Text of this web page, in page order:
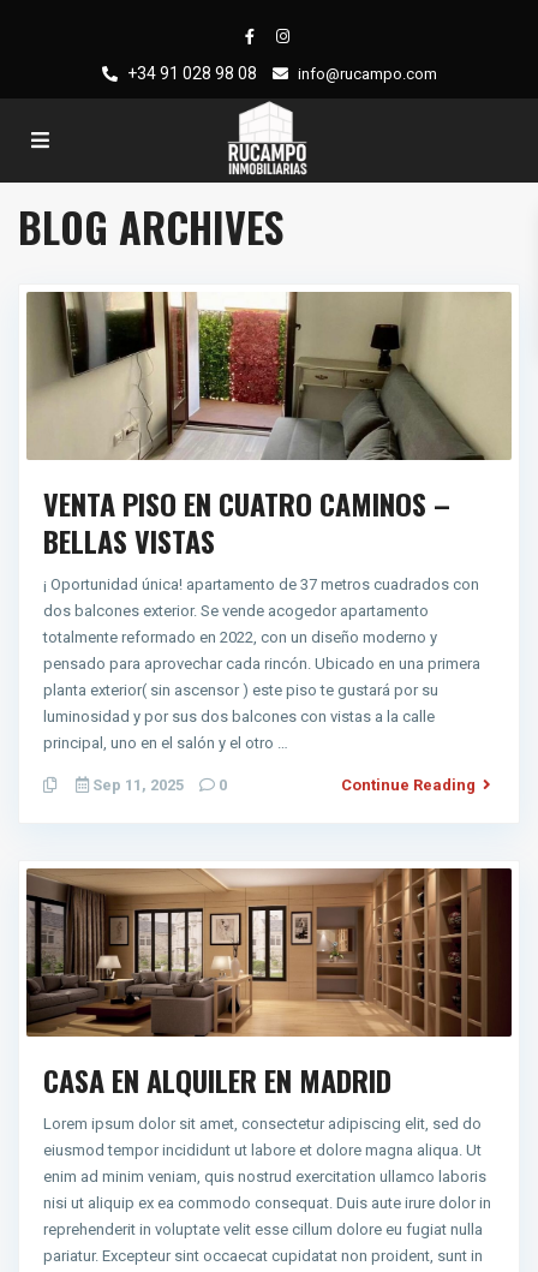
+34 91 028 98 08 info@rucampo.com
BLOG ARCHIVES
VENTA PISO EN CUATRO CAMINOS –
BELLAS VISTAS
¡ Oportunidad única! apartamento de 37 metros cuadrados con
dos balcones exterior. Se vende acogedor apartamento
totalmente reformado en 2022, con un diseño moderno y
pensado para aprovechar cada rincón. Ubicado en una primera
planta exterior( sin ascensor ) este piso te gustará por su
luminosidad y por sus dos balcones con vistas a la calle
principal, uno en el salón y el otro …
Sep 11, 2025 0 Continue Reading
CASA EN ALQUILER EN MADRID
Lorem ipsum dolor sit amet, consectetur adipiscing elit, sed do
eiusmod tempor incididunt ut labore et dolore magna aliqua. Ut
enim ad minim veniam, quis nostrud exercitation ullamco laboris
nisi ut aliquip ex ea commodo consequat. Duis aute irure dolor in
reprehenderit in voluptate velit esse cillum dolore eu fugiat nulla
pariatur. Excepteur sint occaecat cupidatat non proident, sunt in